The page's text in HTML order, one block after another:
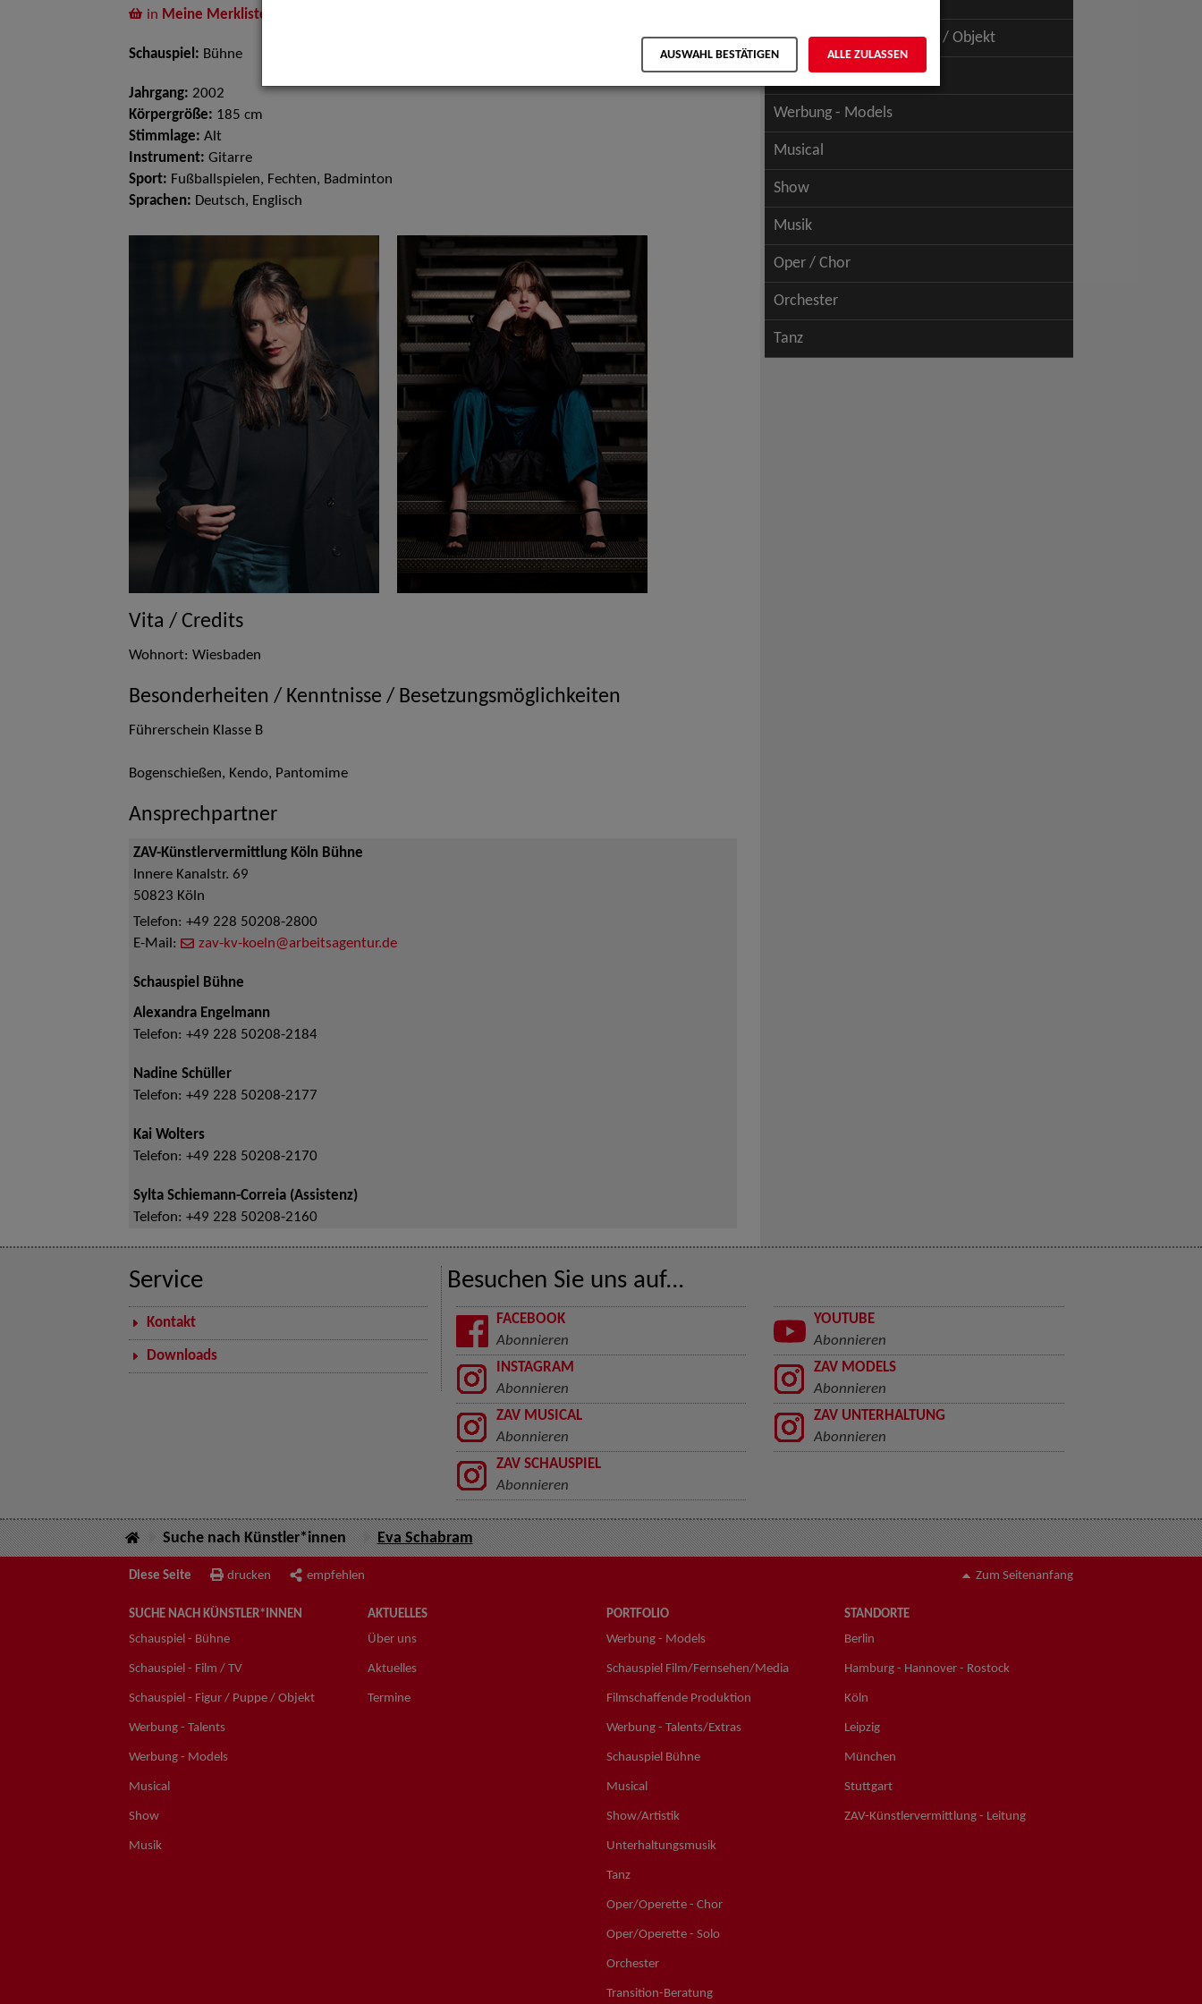
in Meine Merkliste
Schauspiel: Bühne
Jahrgang: 2002
Körpergröße: 185 cm
Stimmlage: Alt
Instrument: Gitarre
Sport: Fußballspielen, Fechten, Badminton
Sprachen: Deutsch, Englisch
Vita / Credits
Wohnort: Wiesbaden
Besonderheiten / Kenntnisse / Besetzungsmöglichkeiten
Führerschein Klasse B
Bogenschießen, Kendo, Pantomime
Ansprechpartner
ZAV-Künstlervermittlung Köln Bühne
Innere Kanalstr. 69
50823 Köln
Telefon: +49 228 50208-2800
E-Mail:
zav-kv-koeln@arbeitsagentur.de
Schauspiel Bühne
Alexandra Engelmann
Telefon: +49 228 50208-2184
Nadine Schüller
Telefon: +49 228 50208-2177
Kai Wolters
Telefon: +49 228 50208-2170
Sylta Schiemann-Correia (Assistenz)
Telefon: +49 228 50208-2160
Schauspiel - Figur / Puppe / Objekt
Werbung - Talents
Werbung - Models
Musical
Show
Musik
Oper / Chor
Orchester
Tanz
Service
Kontakt
Downloads
Besuchen Sie uns auf...
FACEBOOK
Abonnieren
YOUTUBE
Abonnieren
INSTAGRAM
Abonnieren
ZAV MODELS
Abonnieren
ZAV MUSICAL
Abonnieren
ZAV UNTERHALTUNG
Abonnieren
ZAV SCHAUSPIEL
Abonnieren
Suche nach Künstler*innen Eva Schabram
Diese Seite drucken empfehlen Zum Seitenanfang
SUCHE NACH KÜNSTLER*INNEN
Schauspiel - Bühne
Schauspiel - Film / TV
Schauspiel - Figur / Puppe / Objekt
Werbung - Talents
Werbung - Models
Musical
Show
Musik
AKTUELLES
Über uns
Aktuelles
Termine
PORTFOLIO
Werbung - Models
Schauspiel Film/Fernsehen/Media
Filmschaffende Produktion
Werbung - Talents/Extras
Schauspiel Bühne
Musical
Show/Artistik
Unterhaltungsmusik
Tanz
Oper/Operette - Chor
Oper/Operette - Solo
Orchester
Transition-Beratung
STANDORTE
Berlin
Hamburg - Hannover - Rostock
Köln
Leipzig
München
Stuttgart
ZAV-Künstlervermittlung - Leitung
AUSWAHL BESTÄTIGEN ALLE ZULASSEN